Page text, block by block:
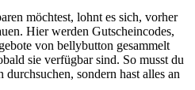
möchtest, lohnt es sich, vorher
Hier werden Gutscheincodes,
von bellybutton gesammelt
sie verfügbar sind. So musst du
durchsuchen, sondern hast alles an